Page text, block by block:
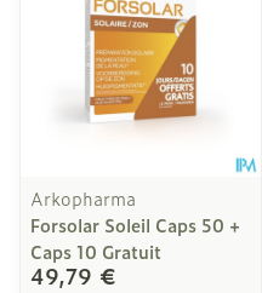
Arkopharma
Forsolar Soleil Caps 50 +
Caps 10 Gratuit
49,79 €